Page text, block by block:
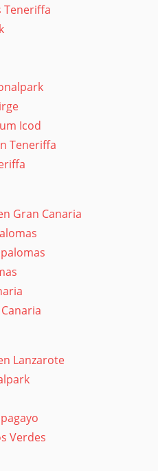
Teneriffa
Icod
Teneriffa
Gran Canaria
Lanzarote
Verdes